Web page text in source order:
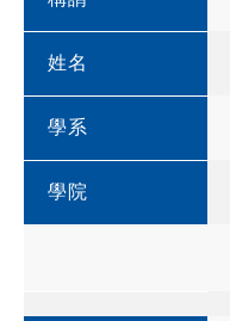
姓名
學系
學院